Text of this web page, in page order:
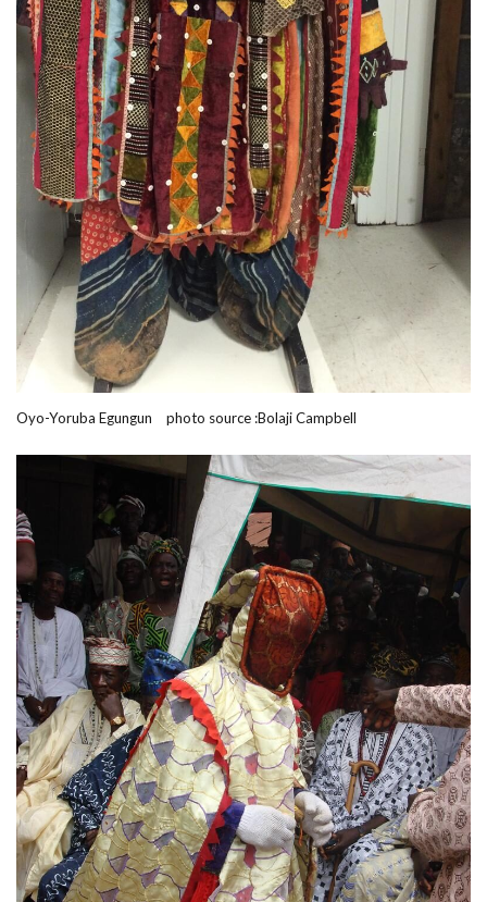
Oyo-Yoruba Egungun photo source :Bolaji Campbell